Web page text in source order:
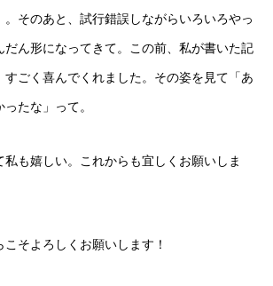
。そのあと、試行錯誤しながらいろいろやっ
だん形になってきて。この前、私が書いた記
すごく喜んでくれました。その姿を見て「あ
たな」って。
も嬉しい。これからも宜しくお願いしま
そよろしくお願いします！